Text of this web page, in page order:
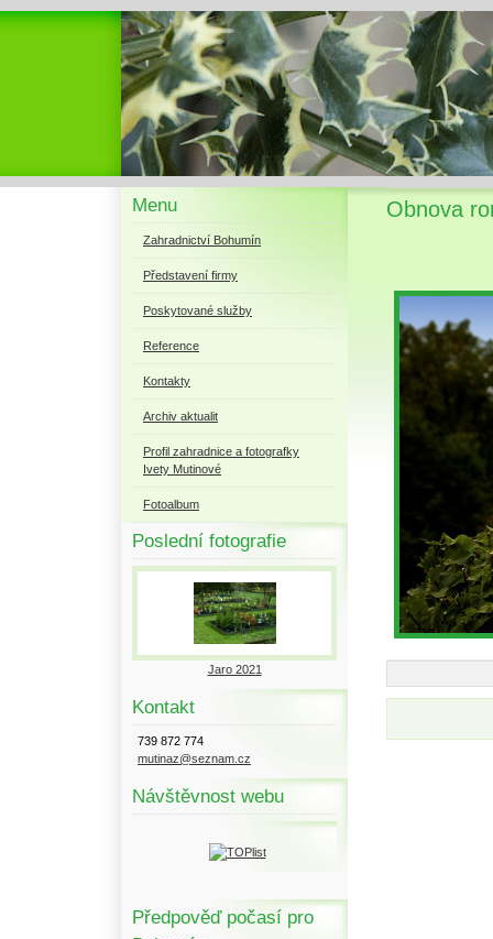
Menu
Zahradnictví Bohumín
Představení firmy
Poskytované služby
Reference
Kontakty
Archiv aktualit
Profil zahradnice a fotografky
Ivety Mutinové
Fotoalbum
Poslední fotografie
Jaro 2021
Kontakt
739 872 774
mutinaz@seznam.cz
Návštěvnost webu
Předpověď počasí pro
Obnova